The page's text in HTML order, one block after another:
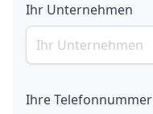
Ihr Unternehmen
Ihre Telefonnummer